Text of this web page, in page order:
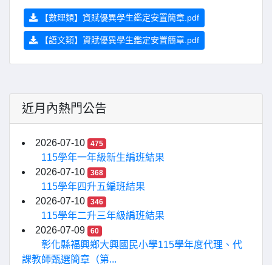
【數理類】資賦優異學生鑑定安置簡章.pdf
【語文類】資賦優異學生鑑定安置簡章.pdf
近月內熱門公告
2026-07-10 475
115學年一年級新生編班結果
2026-07-10
368
115學年四升五編班結果
2026-07-10
346
115學年二升三年級編班結果
2026-07-09
60
彰化縣福興鄉大興國民小學115學年度代理、代
課教師甄選簡章（第...